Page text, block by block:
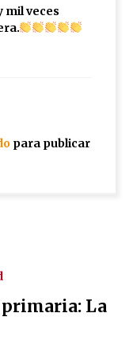
mil veces
para publicar
La